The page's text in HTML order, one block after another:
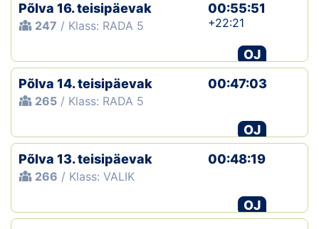
Põlva 16. teisipäevak
247 / Klass: RADA 5
00:55:51
+22:21
OJ
Põlva 14. teisipäevak
265 / Klass: RADA 5
00:47:03
OJ
Põlva 13. teisipäevak
266 / Klass: VALIK
00:48:19
OJ